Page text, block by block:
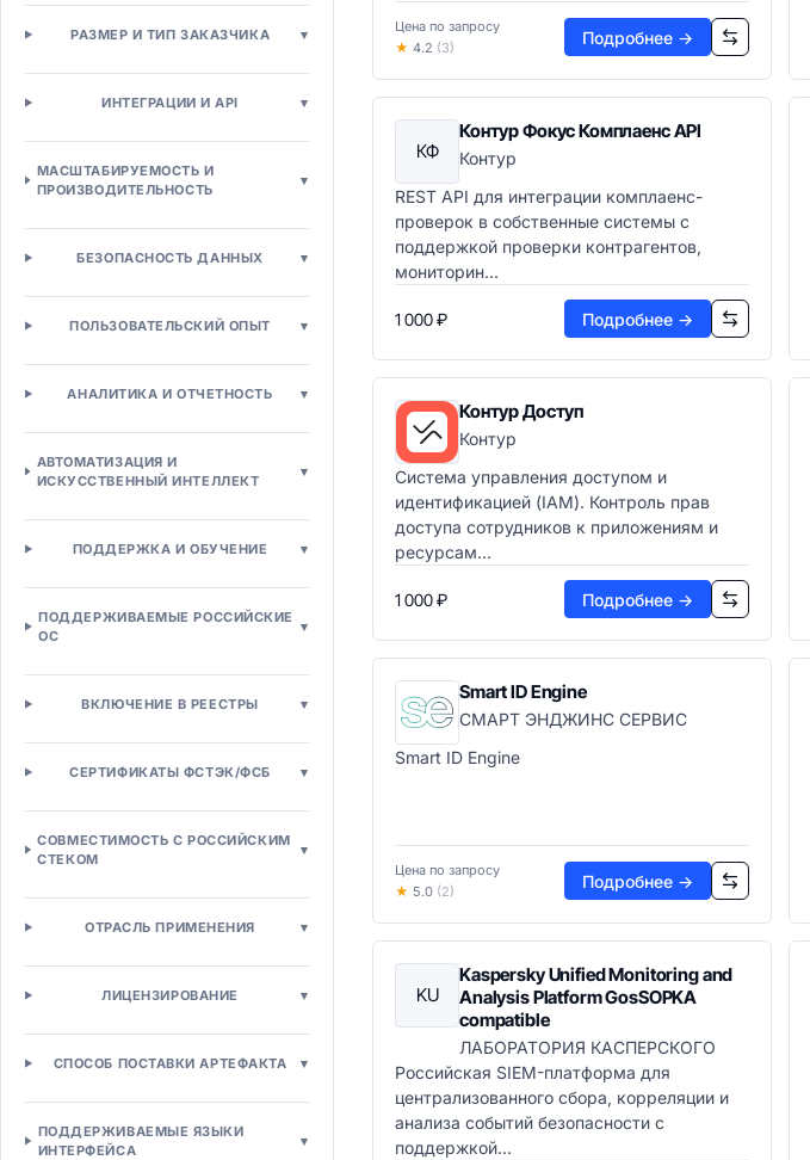
(SCM)
Управление запасами
Управление активами
Техническое обслуживание
BPM / Управление бизнес-
(RPA)
Workflow-системы
Low-Code/No-Code платформы
Операционная CRM
Конфигуратор-цена-предложение
Маркетинг и каналы
Управление кампаниями
SEO/SEM инструменты
SMM и социальные сети
(CDP)
Веб-аналитика
Омниканальные контакт-центры
Управление кейсами
Системы лояльности
Торговля и e-commerce
E-commerce платформы
Маркетплейс-решения
РАЗМЕР И ТИП ЗАКАЗЧИКА ▾
ИНТЕГРАЦИИ И API ▾
МАСШТАБИРУЕМОСТЬ И
ПРОИЗВОДИТЕЛЬНОСТЬ
▾
БЕЗОПАСНОСТЬ ДАННЫХ ▾
ПОЛЬЗОВАТЕЛЬСКИЙ ОПЫТ ▾
АНАЛИТИКА И ОТЧЕТНОСТЬ ▾
АВТОМАТИЗАЦИЯ И
ИСКУССТВЕННЫЙ ИНТЕЛЛЕКТ
▾
ПОДДЕРЖКА И ОБУЧЕНИЕ ▾
ПОДДЕРЖИВАЕМЫЕ РОССИЙСКИЕ
ОС
▾
ВКЛЮЧЕНИЕ В РЕЕСТРЫ ▾
СЕРТИФИКАТЫ ФСТЭК/ФСБ ▾
СОВМЕСТИМОСТЬ С РОССИЙСКИМ
СТЕКОМ
▾
ОТРАСЛЬ ПРИМЕНЕНИЯ ▾
ЛИЦЕНЗИРОВАНИЕ ▾
СПОСОБ ПОСТАВКИ АРТЕФАКТА ▾
ПОДДЕРЖИВАЕМЫЕ ЯЗЫКИ
ИНТЕРФЕЙСА
▾
Цена по запросу
★ 4.2 (3)
Подробнее →
КФ
Контур Фокус Комплаенс API
Контур
REST API для интеграции комплаенс-
проверок в собственные системы с
поддержкой проверки контрагентов,
мониторин...
1 000 ₽ Подробнее →
Контур Доступ
Контур
Система управления доступом и
идентификацией (IAM). Контроль прав
доступа сотрудников к приложениям и
ресурсам...
1 000 ₽ Подробнее →
Smart ID Engine
СМАРТ ЭНДЖИНС СЕРВИС
Smart ID Engine
Цена по запросу
★ 5.0 (2)
Подробнее →
KU
Kaspersky Unified Monitoring and
Analysis Platform GosSOPKA
compatible
ЛАБОРАТОРИЯ КАСПЕРСКОГО
Российская SIEM-платформа для
централизованного сбора, корреляции и
анализа событий безопасности с
поддержкой...